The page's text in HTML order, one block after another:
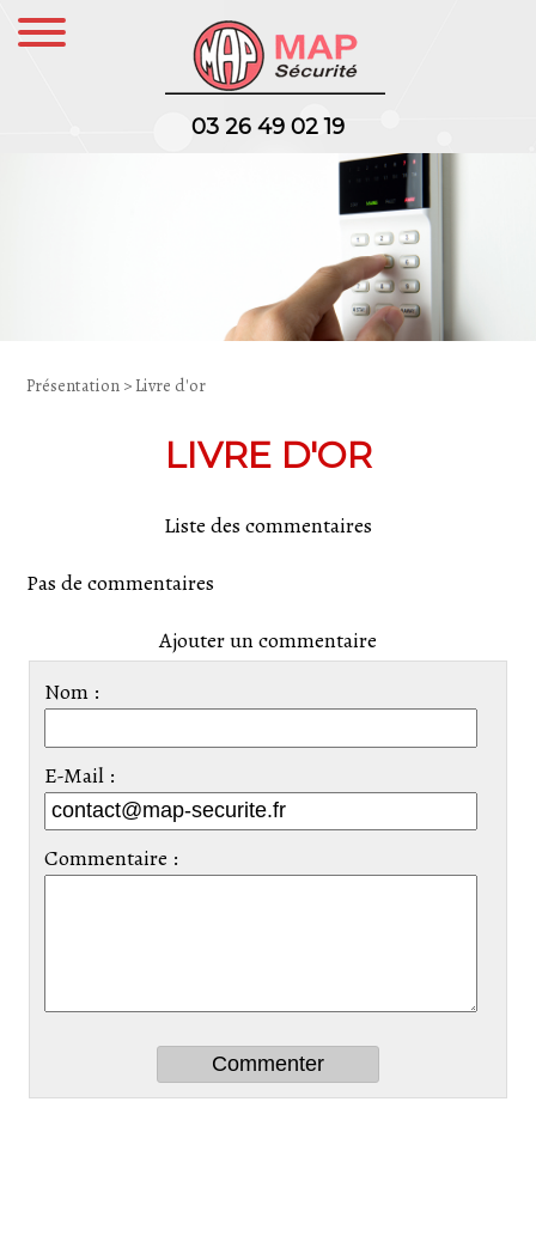
03 26 49 02 19
Présentation > Livre d'or
LIVRE D'OR
Liste des commentaires
Pas de commentaires
Ajouter un commentaire
Nom :
E-Mail :
Commentaire :